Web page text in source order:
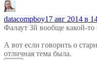
datacompboy17 авг 2014 в
Фалаут 3й вообще какой-
А вот если говорить о
отличная тема была.